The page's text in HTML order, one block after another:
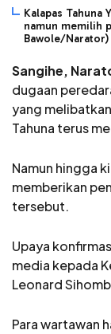
Kalapas Tahuna
namun memilih
Bawole/Narator)
Sangihe,
dugaan
yang
Tahuna terus
Namun hingga
memberikan
tersebut.
Upaya
media kepada
Leonard
Para wartawan